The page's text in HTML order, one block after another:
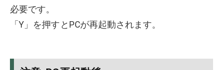
必要です。
「Y」を押すとPCが再起動されます。